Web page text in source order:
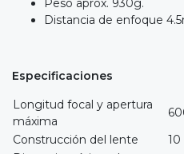
Peso aprox. 930g.
Distancia de enfoque
Especificaciones
Longitud focal y apertura
máxima
Construcción del lente